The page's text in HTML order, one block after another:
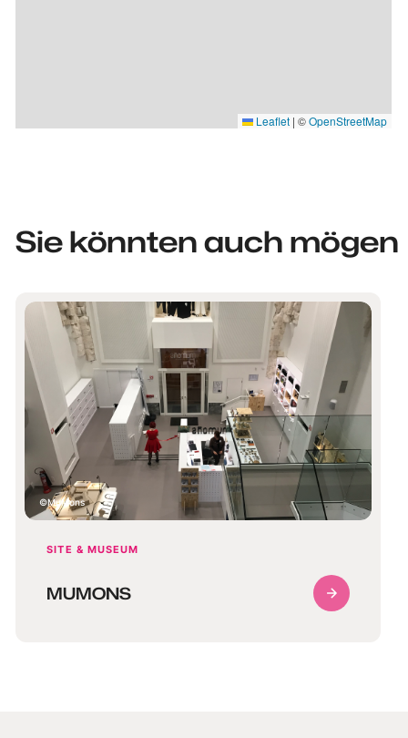
Leaflet | ©OpenStreetMap
Sie könnten auch mögen
MuMons
SITE & MUSEUM
MUMONS